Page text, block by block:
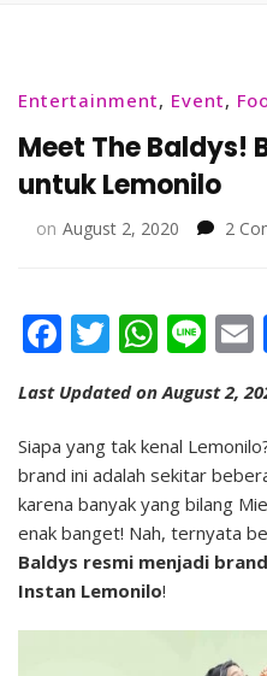
Entertainment, Event,
Meet The Baldys!
untuk Lemonilo
on August 2, 2020 2
Facebook
Twitter
Last Updated on August 2,
Siapa yang tak kenal
brand ini adalah sekitar
karena banyak yang bilang
enak banget! Nah, ternyata
Baldys resmi menjadi
Instan Lemonilo!